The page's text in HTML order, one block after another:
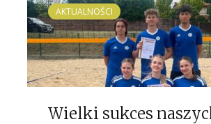
AKTUALNOŚCI
Wielki sukces